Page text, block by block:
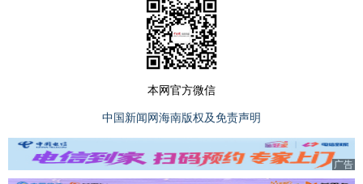
本网官方微信
中国新闻网海南版权及免责声明
广告